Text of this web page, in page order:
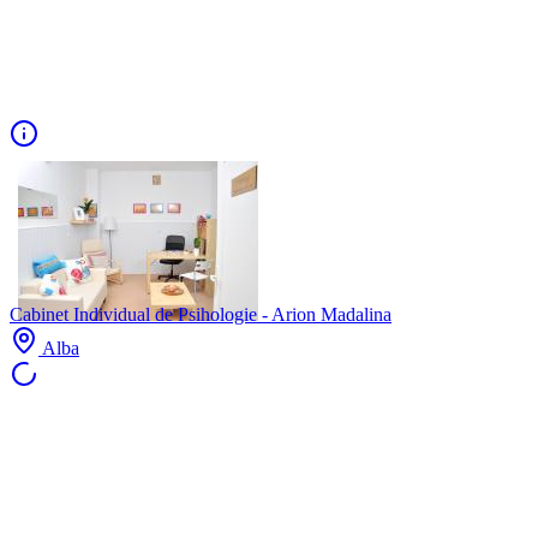
Cabinet Individual de Psihologie - Arion Madalina
Alba